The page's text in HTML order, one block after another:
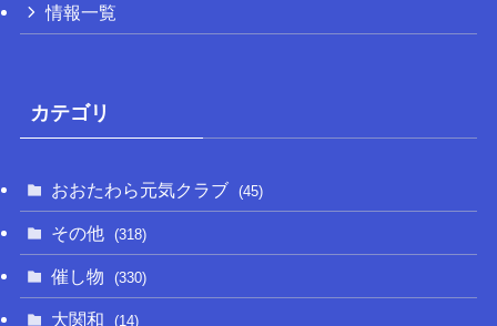
情報一覧
カテゴリ
おおたわら元気クラブ (45)
その他 (318)
催し物 (330)
大関和 (14)